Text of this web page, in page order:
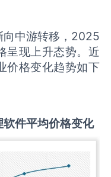
向中游转移，2025
呈现上升态势。近
价格变化趋势如下
软件平均价格变化